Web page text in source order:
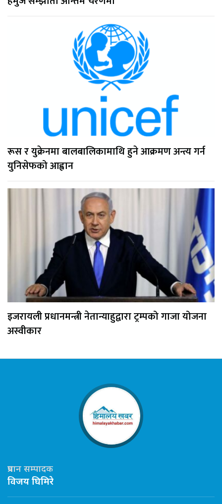
रूस र युक्रेनमा बालबालिकामाथि हुने आक्रमण अन्त्य गर्न
युनिसेफको आह्वान
इजरायली प्रधानमन्त्री नेतान्याहुद्वारा ट्रम्पको गाजा योजना
अस्वीकार
प्रधान सम्पादक
विजय घिमिरे